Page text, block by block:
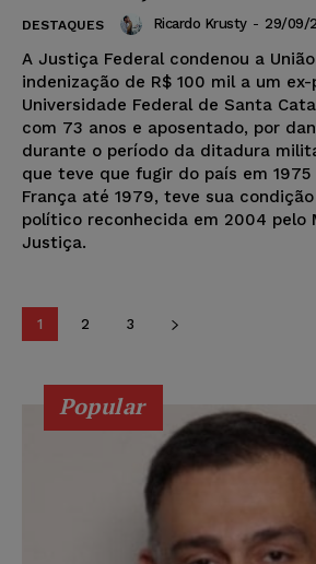
DESTAQUES Ricardo Krusty - 29/09/
A Justiça Federal condenou a
indenização de R$ 100 mil a um
Universidade Federal de Santa
com 73 anos e aposentado, por
durante o período da ditadura
que teve que fugir do país em
França até 1979, teve sua
político reconhecida em 2004 pelo
Justiça.
1 2 3
Popular